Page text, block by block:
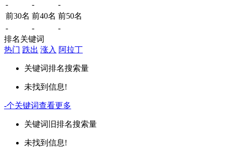
- -
-
前30名 前40名 前50名
-
-
-
排名关键词
热门 跌出 涨入 阿拉丁
关键词排名搜索量
未找到信息!
-个关键词查看更多
关键词 旧排名搜索量
未找到信息!